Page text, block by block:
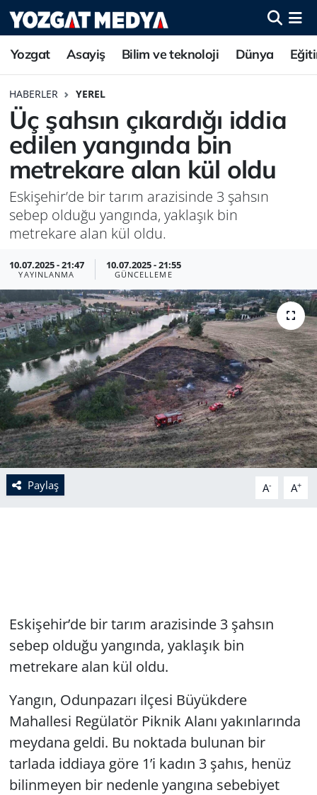
Yozgat Asayiş Bilim ve teknoloji Dünya
HABERLER YEREL
Üç şahsın çıkardığı iddia
edilen yangında bin
metrekare alan kül oldu
Eskişehir’de bir tarım arazisinde 3 şahsın
sebep olduğu yangında, yaklaşık bin
metrekare alan kül oldu.
10.07.2025 - 21:47
YAYINLANMA
10.07.2025 - 21:55
GÜNCELLEME
Paylaş A- A+
Eskişehir’de bir tarım arazisinde 3 şahsın
sebep olduğu yangında, yaklaşık bin
metrekare alan kül oldu.
Yangın, Odunpazarı ilçesi Büyükdere
Mahallesi Regülatör Piknik Alanı yakınlarında
meydana geldi. Bu noktada bulunan bir
tarlada iddiaya göre 1’i kadın 3 şahıs, henüz
bilinmeyen bir nedenle yangına sebebiyet